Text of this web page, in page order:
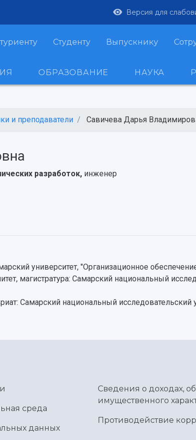
Версия для
Студенту Выпускнику
ОБРАЗОВАНИЕ НАУКА
и преподаватели Савичева Дарья
разработок, инженер
университет, "Организационное
магистратура: Самарский национальный
Самарский национальный
среда
данных
Сведения о доходах,
имущественного
Противодействие